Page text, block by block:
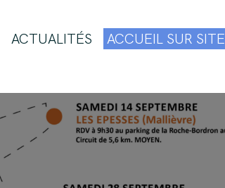
ACTUALITÉS ACCUEIL SUR SITE